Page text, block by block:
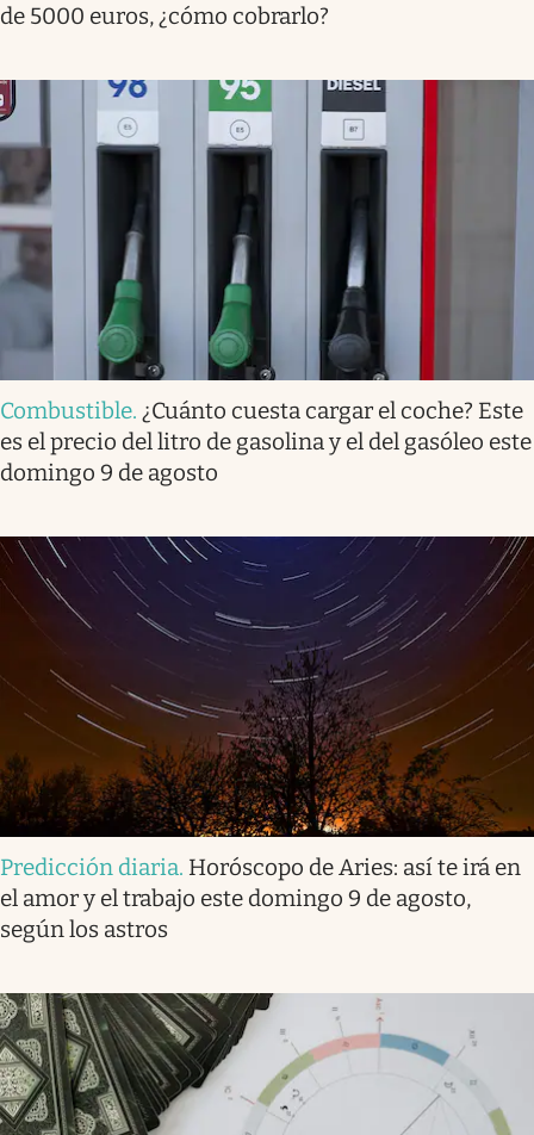
de 5000 euros, ¿cómo cobrarlo?
Combustible. ¿Cuánto cuesta cargar el coche? Este
es el precio del litro de gasolina y el del gasóleo este
domingo 9 de agosto
Predicción diaria. Horóscopo de Aries: así te irá en
el amor y el trabajo este domingo 9 de agosto,
según los astros